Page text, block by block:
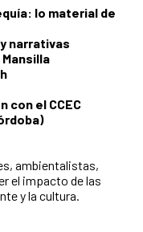
lo material de
narrativas
con el CCEC
ambientalistas,
el impacto de las
y la cultura.